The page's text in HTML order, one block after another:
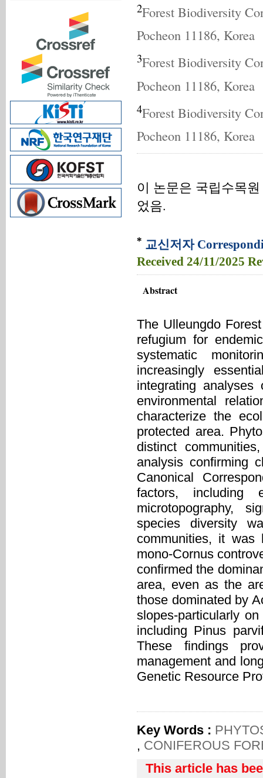
2Forest Biodiversity
Pocheon 11186, Korea
3Forest Biodiversity
Pocheon 11186, Korea
4Forest Biodiversity
Pocheon 11186, Korea
이 논문은 국립수목
었음.
* 교신저자
Received 24/11/2025
Abstract
The Ulleungdo
refugium for
systematic
increasingly
integrating analyses
environmental
characterize the
protected area.
distinct
analysis confirming
Canonical
factors, including
microtopography,
species diversity
communities, it was
mono-Cornus
confirmed the
area, even as the
those dominated by
slopes-particularly
including Pinus
These findings
management and
Genetic Resource
Key Words :
, CONIFEROUS
This article has